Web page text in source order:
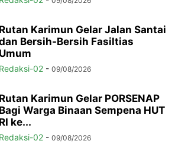
Rutan Karimun Gelar Jalan Santai
Bersih-Bersih Fasiltias
Umum
Redaksi-02 - 09/08/2026
Rutan Karimun Gelar PORSENAP
Bagi Warga Binaan Sempena HUT
RI ke...
Redaksi-02 - 09/08/2026